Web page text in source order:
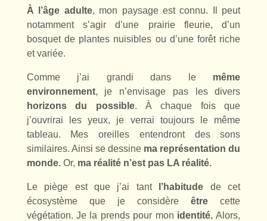
À l’âge adulte, mon paysage est connu. Il peut
notamment s’agir d’une prairie fleurie, d’un
bosquet de plantes nuisibles ou d’une forêt riche
et variée.
Comme j’ai grandi dans le même
environnement, je n’envisage pas les divers
horizons du possible. À chaque fois que
j’ouvrirai les yeux, je verrai toujours le même
tableau. Mes oreilles entendront des sons
similaires. Ainsi se dessine ma représentation du
monde. Or, ma réalité n’est pas LA réalité.
Le piège est que j’ai tant l’habitude de cet
écosystème que je considèreêtre cette
végétation. Je la prends pour mon identité.Alors,